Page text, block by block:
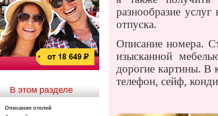
В этом разделе
Описание отелей
разнообразие
отпуска.
Описание номера.
изысканной
дорогие картины. В
телефон, сейф,